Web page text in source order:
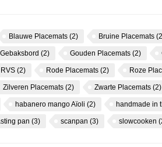
Blauwe Placemats (2) Bruine Placemats
Gebaksbord (2) Gouden Placemats (2)
RVS (2) Rode Placemats (2) Roze
Zilveren Placemats (2) Zwarte Placemats (2)
habanero mango Aïoli (2) handmade in
pan (3) scanpan (3) slowcooken